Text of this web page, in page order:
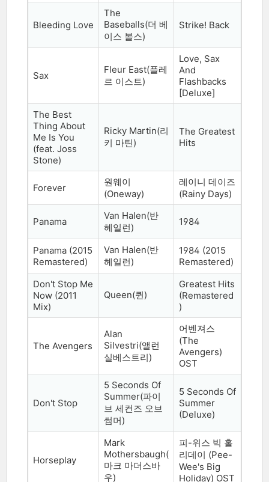
Bleeding Love
The
Baseballs(더 베
이스 볼스)
Strike! Back
Sax
Fleur East(플레
르 이스트)
Love, Sax
And
Flashbacks
[Deluxe]
The Best
Thing About
Me Is You
(feat. Joss
Stone)
Ricky Martin(리
키 마틴)
The Greatest
Hits
Forever
원웨이
(Oneway)
레이니 데이즈
(Rainy Days)
Panama
Van Halen(반
헤일런)
1984
Panama (2015
Remastered)
Van Halen(반
헤일런)
1984 (2015
Remastered)
Don't Stop Me
Now (2011
Mix)
Queen(퀸)
Greatest Hits
(Remastered
)
The Avengers
Alan
Silvestri(앨런
실베스트리)
어벤져스
(The
Avengers)
OST
Don't Stop
5 Seconds Of
Summer(파이
브 세컨즈 오브
썸머)
5 Seconds Of
Summer
(Deluxe)
Horseplay
Mark
Mothersbaugh(
마크 마더스바
우)
피-위스 빅 홀
리데이 (Pee-
Wee's Big
Holiday) OST